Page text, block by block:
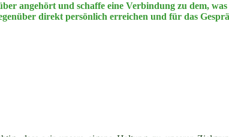
angehört und schaffe eine Verbindung zu dem,
direkt persönlich erreichen und für das